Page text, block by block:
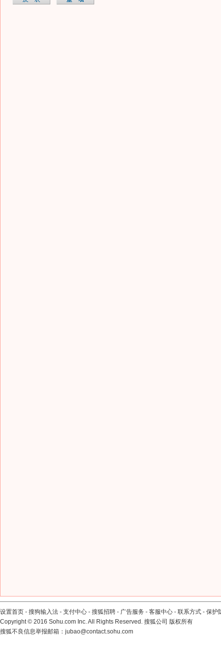
设置首页 - 搜狗输入法 - 支付中心 - 搜狐招聘 - 广告服务 - 客服中心 - 联系方式 - 保护
Copyright© 2016 Sohu.com Inc. All Rights Reserved. 搜狐公司 版权所有
搜狐不良信息举报邮箱： jubao@contact.sohu.com